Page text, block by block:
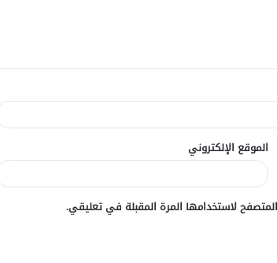
الموقع الإلكتروني
لاستخدامها المرة المقبلة في تعليقي.